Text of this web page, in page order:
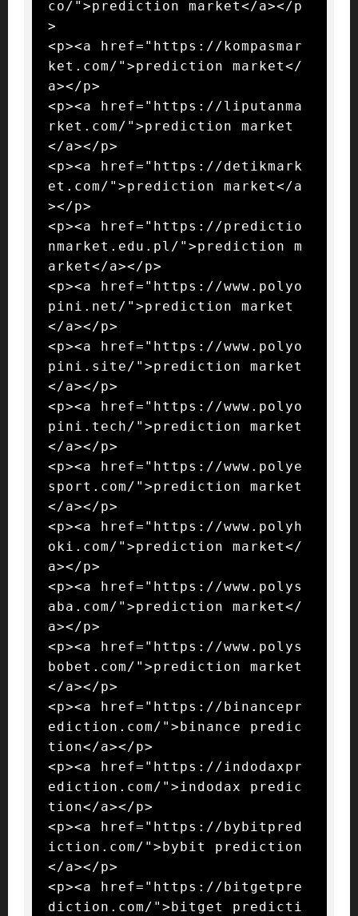
co/">prediction market</a></p
>
<p><a href="https://kompasmar
ket.com/">prediction market</
a></p>
<p><a href="https://liputanma
rket.com/">prediction market
</a></p>
<p><a href="https://detikmark
et.com/">prediction market</a
></p>
<p><a href="https://predictio
nmarket.edu.pl/">prediction m
arket</a></p>
<p><a href="https://www.polyo
pini.net/">prediction market
</a></p>
<p><a href="https://www.polyo
pini.site/">prediction market
</a></p>
<p><a href="https://www.polyo
pini.tech/">prediction market
</a></p>
<p><a href="https://www.polye
sport.com/">prediction market
</a></p>
<p><a href="https://www.polyh
oki.com/">prediction market</
a></p>
<p><a href="https://www.polys
aba.com/">prediction market</
a></p>
<p><a href="https://www.polys
bobet.com/">prediction market
</a></p>
<p><a href="https://binancepr
ediction.com/">binance predic
tion</a></p>
<p><a href="https://indodaxpr
ediction.com/">indodax predic
tion</a></p>
<p><a href="https://bybitpred
iction.com/">bybit prediction
</a></p>
<p><a href="https://bitgetpre
diction.com/">bitget predicti